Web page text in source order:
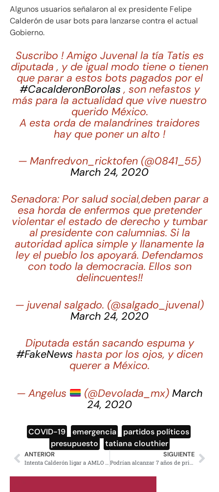
Algunos usuarios señalaron al ex presidente Felipe
Calderón de usar bots para lanzarse contra el actual
Gobierno.
Suscribo ! Amigo Juvenal la tía Tatis es
diputada , y de igual modo tiene o tienen
que parar a estos bots pagados por el
#CacalderonBorolas , son nefastos y
más para la actualidad que vive nuestro
querido México.
A esta orda de malandrines traidores
hay que poner un alto !
— Manfredvon_ricktofen (@0841_55)
March 24, 2020
Senadora: Por salud social,deben parar a
esa horda de enfermos que pretender
violentar el estado de derecho y tumbar
al presidente con calumnias. Si la
autoridad aplica simple y llanamente la
ley el pueblo los apoyará. Defendamos
con todo la democracia. Ellos son
delincuentes!!
— juvenal salgado. (@salgado_juvenal)
March 24, 2020
Diputada están sacando espuma y
#FakeNews hasta por los ojos, y dicen
querer a México.
— Angelus (@Devolada_mx)March
24, 2020
COVID-19 emergencia partidos políticos
presupuesto
tatiana clouthier
ANTERIOR
Intenta Calderón ligar a AMLO con narco, lo desmienten
SIGUIENTE
Podrían alcanzar 7 años de prisión por saqueos en EdoMex